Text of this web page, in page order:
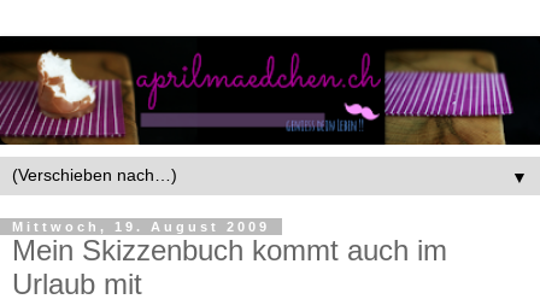
▼
Mittwoch, 19. August 2009
Mein Skizzenbuch kommt auch im
Urlaub mit